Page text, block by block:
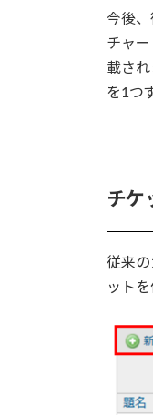
今後
チャ
載さ
を1つ
チケ
従来
ット